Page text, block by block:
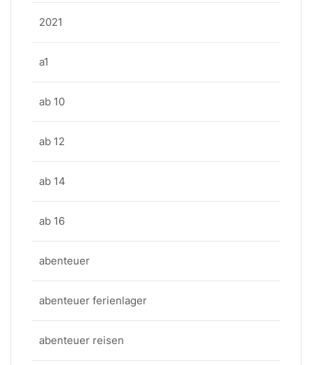
2021
a1
ab 10
ab 12
ab 14
ab 16
abenteuer
abenteuer ferienlager
abenteuer reisen